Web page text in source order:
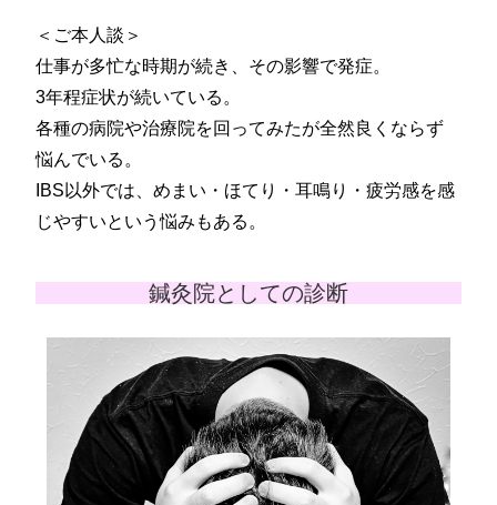
＜ご本人談＞
仕事が多忙な時期が続き、その影響で発症。
3年程症状が続いている。
各種の病院や治療院を回ってみたが全然良くならず
悩んでいる。
IBS以外では、めまい・ほてり・耳鳴り・疲労感を感
じやすいという悩みもある。
鍼灸院としての診断